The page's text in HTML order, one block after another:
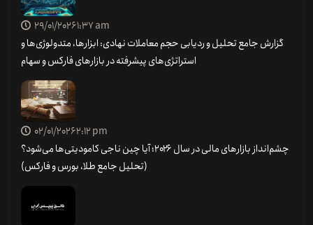
29/01/20261:37 am
گزارش جامع تحلیل و ردیابی حجم معاملات نهادی: ابزارها، متدولوژی‌ها و
استراتژی‌های پیشرفته در بازارهای فارکس و سهام
02/01/20262:12 pm
چشم‌انداز بازارهای مالی در سال ۲۰۲۶؛ آیا چین ناجی کامودیتی‌ها می‌شود؟
(تحلیل جامع طلا، بورس و فارکس)